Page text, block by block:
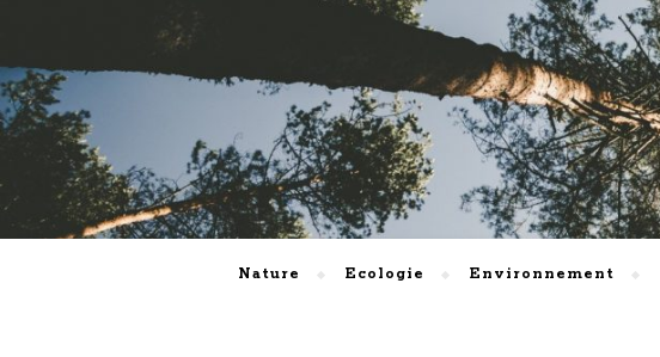
Nature Ecologie Environnement